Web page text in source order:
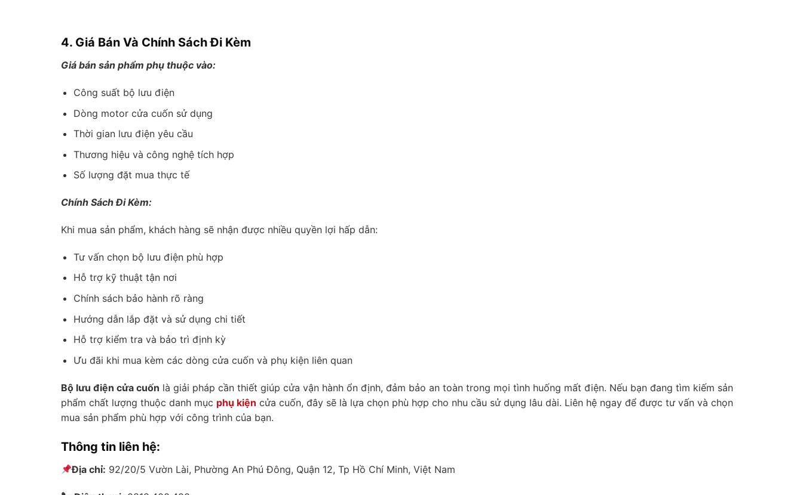
4. Giá Bán Và Chính Sách Đi Kèm
Giá bán sản phẩm phụ thuộc vào:
Công suất bộ lưu điện
Dòng motor cửa cuốn sử dụng
Thời gian lưu điện yêu cầu
Thương hiệu và công nghệ tích hợp
Số lượng đặt mua thực tế
Chính Sách Đi Kèm:
Khi mua sản phẩm, khách hàng sẽ nhận được nhiều quyền lợi hấp dẫn:
Tư vấn chọn bộ lưu điện phù hợp
Hỗ trợ kỹ thuật tận nơi
Chính sách bảo hành rõ ràng
Hướng dẫn lắp đặt và sử dụng chi tiết
Hỗ trợ kiểm tra và bảo trì định kỳ
Ưu đãi khi mua kèm các dòng cửa cuốn và phụ kiện liên quan
Bộ lưu điện cửa cuốn là giải pháp cần thiết giúp cửa vận hành ổn định, đảm bảo an toàn trong mọi tình huống mất điện. Nếu bạn đang tìm kiếm sản
phẩm chất lượng thuộc danh mục phụ kiện cửa cuốn, đây sẽ là lựa chọn phù hợp cho nhu cầu sử dụng lâu dài. Liên hệ ngay để được tư vấn và chọn
mua sản phẩm phù hợp với công trình của bạn.
Thông tin liên hệ:
Địa chỉ: 92/20/5 Vườn Lài, Phường An Phú Đông, Quận 12, Tp Hồ Chí Minh, Việt Nam